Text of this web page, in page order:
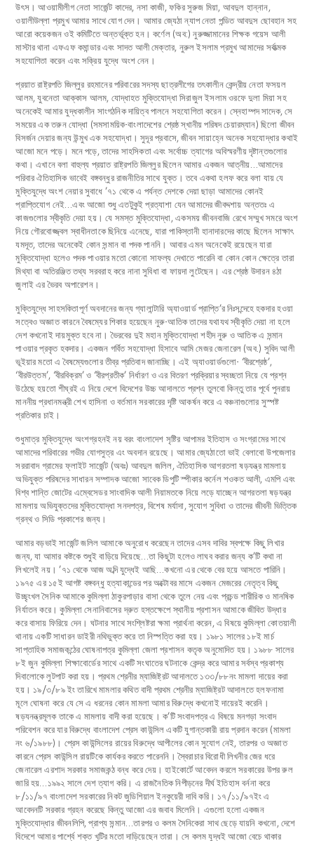
উৎস। আওয়ামীলীগ নেতা সার্জেন্ট কাদের, নসা কাজী, ফকির সুরুজ মিয়া, আবদুল হান্নান,
ওয়ালীউল্লা প্রমুখ আমার সাথে যোগ দেন। আমার জ্যেঠা ন্যাপ নেতা পন্ডিত আবদুস ছোবহান সহ
আরো কয়েকজন ওই কমিটিতে অন্তর্ভূক্ত হন। কর্ণেল (অব:) নুরুজ্জামানের শিক্ষক গয়েস আলী
মাস্টার থানা এফএফ কমান্ডার এবং সাদত আলী মেক্তার, নুরুল ইসলাম প্রমুখ আমাদের সর্বাত্মক
সহযোগিতা করেন এবং সক্রিয় যুদ্ধে অংশ নেন।
প্রয়াত রাষ্ট্রপতি জিল্লুর রহমানের পরিবারের সদস্য ছাত্রলীগের তৎকালীন কেন্দ্রীয় নেতা ফসয়ল
আলম, যুবনেতা আক্কাস আলম, যোদ্ধাহত মুক্তিযোদ্ধা সিরাজুল ইসলাম ওরফে দুলা মিয়া সহ
অনেকেই আমার যুদ্ধকালীন সাংগঠনিক দায়িত্ব পালনে সহযোগিতা করেন। স্নেহাম্পদ সাদেক, সে
সময়ের এক তরুন যোদ্ধা (সমসাময়িক-বাংলাদেশের শ্রেষ্ঠ স্খানীয় পরিষদ চেয়ারম্যান) ছিলো জীবন
বিসর্জন দেয়ার জন্য উন্মুখ এক সহযোদ্ধা। সুদূর প্রবাসে, জীবন সায়াহ্নে অনেক সহযোদ্ধার কথাই
আজো মনে পড়ে। মনে পড়ে, তাদের সাহসিকতা এবং সর্বোচ্চ ত্যাগের অবিস্মরণীয় দৃষ্টান্তগুলোর
কথা। এখানে বলা বাহুল্য প্রয়াত রাষ্ট্রপতি জিল্লুর ছিলেন আমার একজন আত্নীয়…আমাদের
পরিবার ঐতিহাসিক ভাবেই বঙ্গবন্ধুর রাজনীতির সাথে যুক্ত। তবে একথা হলফ করে বলা যায় যে
মুক্তিযুদ্ধে অংশ নেয়ার সুবাধে ’৭১ থেকে এ পর্যন্ত দেশকে দেয়া ছাড়া আমাদের কোনই
প্রাপ্তিযোগ নেই…এবং আজো শুধু এতটুকুই প্রত্যাশা যেন আমাদের জীবদ্দশায় অন্ততঃ এ
কাজগুলোর স্বীকৃতি দেয়া হয়। যে সমস্ত মুক্তিযোদ্ধা, একসময় জীবনবাজি রেখে সম্মুখ সমরে অংশ
নিয়ে গৌরবোজ্জ্বল স্বাধীনতাকে ছিনিয়ে এনেছে, যারা পাকিস্তানী হানাদারদের কাছে ছিলেন সাক্ষাৎ
যমদূত, তাদের অনেকেই কোন সন্মান বা পদক পাননি। আবার এমন অনেকেই রয়েছেন যারা
মুক্তিযোদ্ধা হলেও পদক পাওয়ার মতো কোনো সাফল্য দেখাতে পারেনি বা কোন কোন ক্ষেত্রে তারা
মিথ্যা বা অতিরঞ্জিত তথ্য সরবরাহ করে নানা সুবিধা বা ফায়দা লুটেছেন। এর শ্রেষ্ঠ উদারন ৪ঠা
জুলাই এর ভৈরব অপারেশন।
মুক্তিযুদ্ধে সাহসকিতাপূর্ণ অবদানের জন্য গ্যালান্টারি অ্যাওয়ার্ড প্রাপ্তি’র নিঃসন্দেহে হকদার হওয়া
সত্বেও অজ্ঞাত কারনে বৈষম্যের শিকার হয়েছেন নুরু-আতিক তাদের যথাযথ স্বীকৃতি দেয়া না হলে
দেশ কখনোই দায়মুক্ত হবে না। ভৈরবের দুই মহান মুক্তিযোদ্ধা শহীদ নুরু ও আতিক এ সন্মান
পাওয়ার প্রকৃত হকদার। একজন গর্বিত সহযোদ্ধা হিসাবে আমি মেজর জেনারেল (অব.) সুবিদ আলী
ভূইয়ার মতো এ বৈষম্যেগুলোর তীব্র প্রতিবাদ জানাচ্ছি। এই অ্যাওয়ার্ডগুলো- ‘বীরশ্রেষ্ঠ’,
‘বীরউত্তম’, ‘বীরবিক্রম’ ও ‘বীরপ্রতীক’ নির্ধারণ ও এর বিতরণ প্রক্রিয়ার স্বচ্ছতা নিয়ে যে প্রশ্ন
উঠেছে হয়তো শীঘ্রই এ নিয়ে দেশে বিদেশের উচ্চ আদালতে প্রশ্ন তুলবো কিন্তু তার পূর্বে পুনরায়
মাননীয় প্রধানমন্ত্রী শেখ হাসিনা ও বর্তমান সরকারের দৃষ্টি আকর্ষন করে এ বঞ্চনাগুলোর সুস্পষ্ট
প্রতিকার চাই।
শুধুমাত্র মুক্তিযুদ্ধে অংশগ্রহনই নয় বরং বাংলাদেশ সৃষ্টির আপামর ইতিহাস ও সংগ্রামের সাথে
আমাদের পরিবারের গভীর যোগসুত্র এং অবদান রয়েছে। আমার জ্যেঠাতো ভাই বেলাবো উপজেলার
সররাবাদ গ্রামের ফ্লাইট সার্জেন্ট (অবঃ) আবদুল জলিল, ঐতিহাসিক আগরতলা ষড়যন্ত্র মামলায়
অভিযুক্ত পরিষদের সাধারন সম্পাদক আজো সাবেক ডিপুটি স্পীকার কর্নেল শওকত আলী, এমপি এবং
বিশ্ব শান্তি জোটের এম্বেসেডর সাংবাদিক আলী নিয়ামতকে নিয়ে লড়ে যাচ্ছেন আগরতলা ষড়যন্ত্র
মামলায় অভিযুক্তদের মুক্তিযোদ্ধা সনদপত্র, বিশেষ মর্যাদা, সুযোগ সুবিধা ও তাদের জীবনী ভিত্তিক
গ্রন্থ ও সিডি প্রকাশের জন্য।
আমার বড়ভাই সার্জেন্ট জলিল আমাকে অনুরোধ করেছেন তাদের এসব দাবির স্বপক্ষে কিছু লিখার
জন্য, যা আমার কষ্টকে শুধুই বাড়িয়ে দিয়েছে…তা কিছুটা হলেও লাঘব করার জন্য ক’টি কথা না
লিখলেই নয়। ’৭১ থেকে আজ অব্দি যুদ্ধেই আছি…কখনো এর থেকে বের হয়ে আসতে পারিনি।
১৯৭৫ এর ১৫ই আগষ্ট বঙ্গবন্ধু হত্যাকান্ডের পর অক্টোবর মাসে একজন মেজরের নেতৃত্ব কিছু
উচ্ছৃংখল সৈনিক আমাকে কুমিল্লা ঠাকুরপাড়ার বাসা থেকে তুলে নেয় এবং প্রচন্ড শারীরিক ও মানষিক
নির্যাতন করে। কুমিল্লা সেনানিবাসের দ্রুত হস্তক্ষেপে স্থানীয় প্রশাসন আমাকে জীবিত উদ্ধার
করে বাসায় ফিরিয়ে দেন। ঘটনার সাথে সংশ্লিষ্টরা ক্ষমা প্রার্থনা করেন, এ বিষয়ে কুমিল্লা কোতয়ালী
থানায় একটি সাধারন ডাইরী নথিভুক্ত করে তা নিস্পত্তি করা হয়। ১৯৮১ সালের ১৮ই মার্চ
সাপ্তাহিক সমাজকন্ঠের ঘোষনাপত্র কুমিল্লা জেলা প্রশাসন কতৃক অনুমোদিত হয়। ১৯৮৮ সালের
৮ই জুন কুমিল্লা শিক্ষাবোর্ডের সাথে একটি সংঘাতের ঘটনাকে কেন্দ্র করে আমার সর্বস্ব প্রকাশ্য
দিবালোকে লুটপাট করা হয়। প্রথম শ্রেনীর ম্যাজিষ্ট্রট আদালতে ১৩৩/৮৮নং মামলা দায়ের করা
হয়। ১৯/৩/৮৯ ইং তারিখে মামলার কথিত বাদী প্রথম শ্রেনীর ম্যাজিষ্ট্রট আদালতে হলফনামা
মূলে ঘোষনা করে যে সে এ ধরনের কোন মামলা আমার বিরুদ্ধে কখনোই দায়েরই করেনি।
ষড়যনন্ত্রমূলক তাকে এ মামলায় বাদী করা হয়েছে। ক’টি সংবাদপত্র এ বিষয়ে মনগড়া সংবাদ
পরিবেশন করে যার বিরুদ্ধে বাংলাদেশ প্রেস কাউন্সিল একটি যুগান্তকারী রায় প্রদান করেন (মামলা
নং ৬/১৯৮৮)। প্রেস কাউন্সিলের রায়ের বিরুদ্ধে আপীলের কোন সুযোগ নেই, তারপর ও অজ্ঞাত
কারনে প্রেস কাউন্সিল রায়টিকে কার্যকর করতে পারেননি। স্বৈরাচার বিরোধী লিখনীর জের ধরে
জেনারেল এরশাদ সরকার সমাজকন্ঠ বন্ধ করে দেয়। হাইকোর্টে আবেদন করলে সরকারের উপর রুল
জারি হয়…১৯৯২ সালে দেশ ত্যাগ করি। এ রাজনৈতিক নিপীড়নের দীর্ঘ ইতিহাস বর্ননা করে
৮/১১/৯৭ বাংলাদেশ সরকারের নিকট জুডিশিয়াল ইনকুয়েরী দাবি করি। ১৭/১১/৯৭ইং এ
আবেদনটি সরকার গ্রহন করেছে কিন্তু আজো এর জবাব মিলেনি। এগুলো হলো একজন
মুক্তিযোদ্ধার জীবনলিপি, প্রাপ্য সন্মান…তারপর ও কলম সৈনিকেরা সাথ ছেড়ে যায়নি কখনো, দেশে
বিদেশে আমার পার্শ্বে শক্ত খুটির মতো দাড়িয়েছেন তারা। সে কলম যুদ্ধই আজো বেচে থাকার